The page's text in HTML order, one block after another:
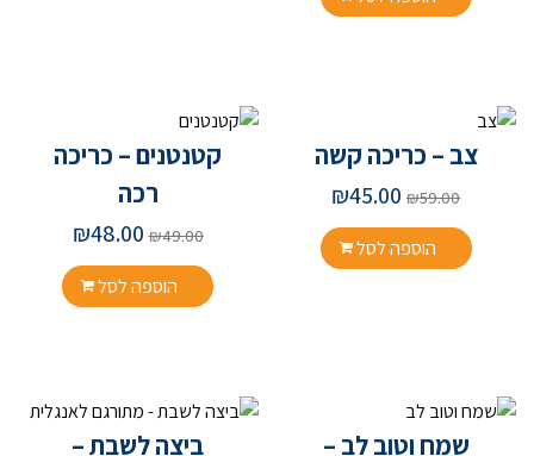
צב – כריכה קשה
₪59.00
₪45.00
הוספה לסל
קטנטנים – כריכה
רכה
₪49.00
₪48.00
הוספה לסל
שמח וטוב לב – ביצה לשבת –